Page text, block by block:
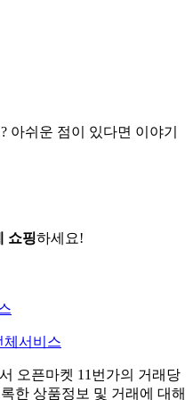
아쉬운 점이 있다면 이야기
쇼핑하세요!
체서비스
오픈마켓 11번가의 거래당
한 상품정보 및 거래에 대해